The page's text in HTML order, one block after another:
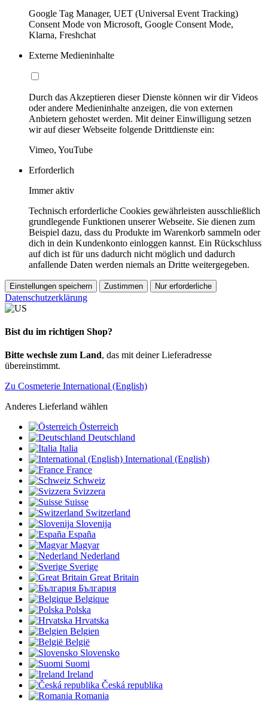
Google Tag Manager, UET (Universal Event Tracking)
Consent Mode von Microsoft, Google Consent Mode,
Klarna, Freshchat
Externe Medieninhalte
Durch das Akzeptieren dieser Dienste können wir dir Videos
oder andere Medieninhalte anzeigen, die von externen
Anbietern gehostet werden. Mit deiner Einwilligung setzen
wir auf dieser Webseite folgende Drittdienste ein:
Vimeo, YouTube
Erforderlich
Immer aktiv
Technisch erforderliche Cookies gewährleisten ausschließlich
grundlegende Funktionen unserer Webseite. Sie dienen zum
Beispiel dazu, dass du Produkte im Warenkorb sammeln oder
dich in dein Kundenkonto einloggen kannst. Ein Rückschluss
auf dich ist für uns dadurch nicht möglich und dadurch
anfallende Daten werden niemals an Dritte weitergegeben.
Einstellungen speichern Zustimmen Nur erforderliche
Datenschutzerklärung
Bist du im richtigen Shop?
Bitte wechsle zum Land, das mit deiner Lieferadresse
übereinstimmt.
Zu Cosmeterie International (English)
Anderes Lieferland wählen
Österreich
Deutschland
Italia
International (English)
France
Schweiz
Svizzera
Suisse
Switzerland
Slovenija
España
Magyar
Nederland
Sverige
Great Britain
България
Belgique
Polska
Hrvatska
Belgien
België
Slovensko
Suomi
Ireland
Česká republika
Romania